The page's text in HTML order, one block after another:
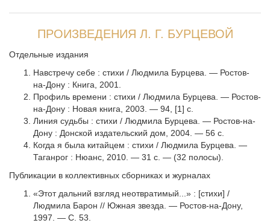
ПРОИЗВЕДЕНИЯ Л. Г. БУРЦЕВОЙ
Отдельные издания
Навстречу себе : стихи / Людмила Бурцева. — Ростов-
на-Дону : Книга, 2001.
Профиль времени : стихи / Людмила Бурцева. — Ростов-
на-Дону : Новая книга, 2003. — 94, [1] с.
Линия судьбы : стихи / Людмила Бурцева. — Ростов-на-
Дону : Донской издательский дом, 2004. — 56 с.
Когда я была китайцем : стихи / Людмила Бурцева. —
Таганрог : Нюанс, 2010. — 31 с. — (32 полосы).
Публикации в коллективных сборниках и журналах
«Этот дальний взгляд неотвратимый...» : [стихи] /
Людмила Барон // Южная звезда. — Ростов-на-Дону,
1997. — С. 53.